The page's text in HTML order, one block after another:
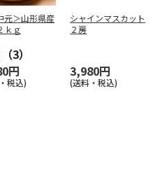
元＞山形県産
ｋｇ
（3）
円
税込)
シャインマスカット
２房
3,980円
(送料・税込)